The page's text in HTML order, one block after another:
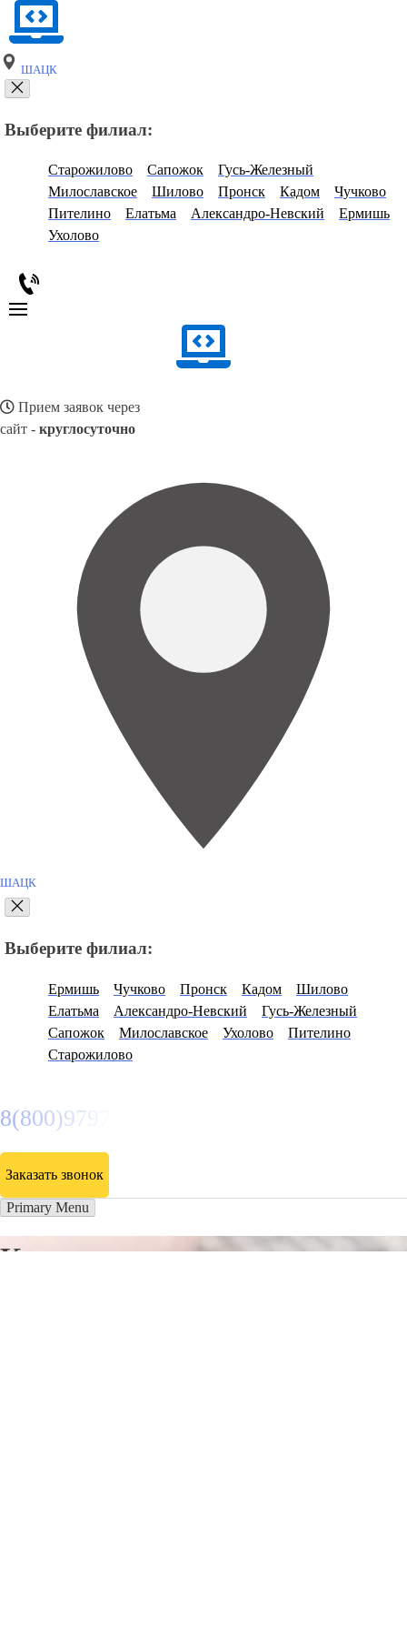
ШАЦК
Выберите филиал:
Старожилово Сапожок
Гусь-Железный
Милославское
Шилово Пронск Кадом
Чучково
Пителино
Елатьма Александро-Невский
Ермишь
Ухолово
Прием заявок через
сайт - круглосуточно
ШАЦК
Выберите филиал:
Ермишь Чучково Пронск Кадом
Шилово
Елатьма
Александро-Невский
Гусь-Железный
Сапожок
Милославское Ухолово
Пителино
Старожилово
8(800)9797043
Заказать звонок
Primary Menu
Курсы программирования в